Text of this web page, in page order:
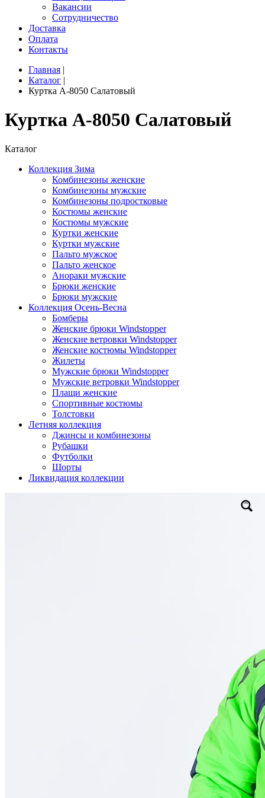
Вакансии
Сотрудничество
Доставка
Оплата
Контакты
Главная |
Каталог |
Куртка A-8050 Салатовый
Куртка A-8050 Салатовый
Каталог
Коллекция Зима
Комбинезоны женские
Комбинезоны мужские
Комбинезоны подростковые
Костюмы женские
Костюмы мужские
Куртки женские
Куртки мужские
Пальто мужское
Пальто женское
Анораки мужские
Брюки женские
Брюки мужские
Коллекция Осень-Весна
Бомберы
Женские брюки Windstopper
Женские ветровки Windstopper
Женские костюмы Windstopper
Жилеты
Мужские брюки Windstopper
Мужские ветровки Windstopper
Плащи женские
Спортивные костюмы
Толстовки
Летняя коллекция
Джинсы и комбинезоны
Рубашки
Футболки
Шорты
Ликвидация коллекции